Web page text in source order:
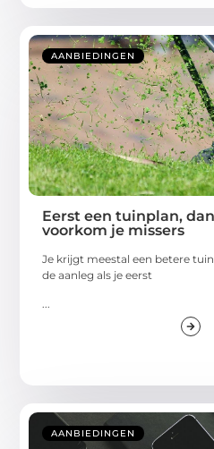
AANBIEDINGEN
Eerst een tuinplan,
voorkom je missers
Je krijgt meestal een betere
de aanleg als je eerst
AANBIEDINGEN